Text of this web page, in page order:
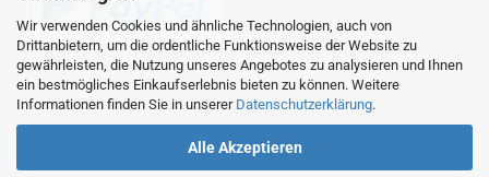
Wir verwenden Cookies und ähnliche Technologien, auch von
Drittanbietern, um die ordentliche Funktionsweise der Website zu
gewährleisten, die Nutzung unseres Angebotes zu analysieren und Ihnen
ein bestmögliches Einkaufserlebnis bieten zu können. Weitere
Informationen finden Sie in unserer Datenschutzerklärung.
Alle Akzeptieren